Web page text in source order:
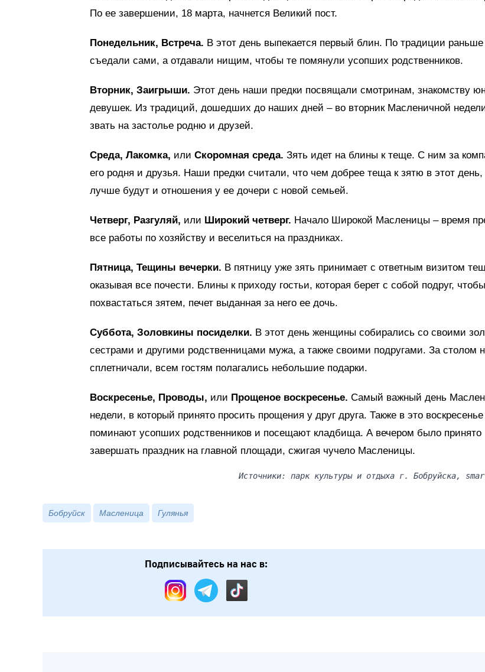
По ее завершении, 18 марта, начнется Великий пост.
Понедельник, Встреча. В этот день выпекается первый блин. По традиции раньше
съедали сами, а отдавали нищим, чтобы те помянули усопших родственников.
Вторник, Заигрыши. Этот день наши предки посвящали смотринам, знакомству
девушек. Из традиций, дошедших до наших дней – во вторник Масленичной
звать на застолье родню и друзей.
Среда, Лакомка, или Скоромная среда. Зять идет на блины к теще. С ним за
его родня и друзья. Наши предки считали, что чем добрее теща к зятю в этот день,
лучше будут и отношения у ее дочери с новой семьей.
Четверг, Разгуляй, или Широкий четверг. Начало Широкой Масленицы – время
все работы по хозяйству и веселиться на праздниках.
Пятница, Тещины вечерки. В пятницу уже зять принимает с ответным визитом
оказывая все почести. Блины к приходу гостьи, которая берет с собой подруг, чтобы
похвастаться зятем, печет выданная за него ее дочь.
Суббота, Золовкины посиделки. В этот день женщины собирались со своими
сестрами и другими родственницами мужа, а также своими подругами. За столом
сплетничали, всем гостям полагались небольшие подарки.
Воскресенье, Проводы, или Прощеное воскресенье. Самый важный день
недели, в который принято просить прощения у друг друга. Также в это воскресенье
поминают усопших родственников и посещают кладбища. А вечером было принято
завершать праздник на главной площади, сжигая чучело Масленицы.
Источники: парк культуры и отдыха г. Бобруйска,
Бобруйск Масленица Гулянья
Подписывайтесь на нас в: